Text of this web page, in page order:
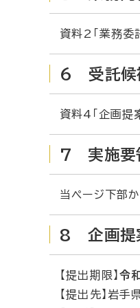
資料2「業務委
6 受託候
資料4「企画提
7 実施要
当ページ下部
8 企画提
【提出期限】令
【提出先】岩